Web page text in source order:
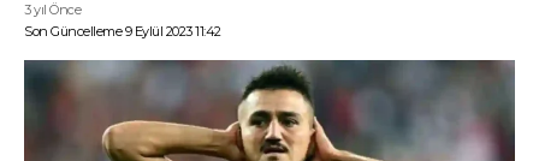
Son Güncelleme 9 Eylül 2023 11:42
3 yıl Önce